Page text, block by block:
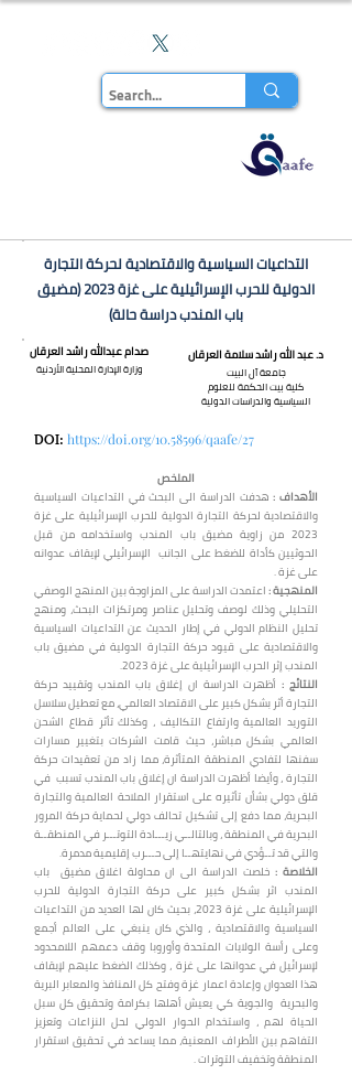
التداعيات السياسية والاقتصادية لحركة التجارة
الدولية للحرب الإسرائيلية على غزة 2023 (مضيق
باب المندب دراسة حالة)
صدام عبدالله راشد العرقان
وزارة الإدارة المحلیة الأردنیة
د. عبد الله راشد سلامة العرقان
جامعة آل البيت
كلية بيت الحكمة للعلوم
السياسية والدراسات الدولية
DOI: https://doi.org/10.58596/qaafe/27
الملخص
الأهداف :هدفت الدراسة الى البحث في التداعيات السياسية
والاقتصادية لحركة التجارة الدولية للحرب الإسرائيلية على غزة
2023 من زاوية مضيق باب المندب واستخدامه من قبل
الحوثيين كأداة للضغط على الجانب الإسرائيلي لإيقاف عدوانه
على غزة .
المنهجية :اعتمدت الدراسة على المزاوجة بين المنهج الوصفي
التحليلي وذلك لوصف وتحليل عناصر ومرتكزات البحث، ومنهج
تحليل النظام الدولي في إطار الحديث عن التداعيات السياسية
والاقتصادية على قيود حركة التجارة الدولية في مضيق باب
المندب إثر الحرب الإسرائيلية على غزة 2023.
النتائج :أظهرت الدراسة ان إغلاق باب المندب وتقييد حركة
التجارة أثر بشكل كبير على الاقتصاد العالمي، مع تعطيل سلاسل
التوريد العالمية وارتفاع التكاليف ، وكذلك تأثر قطاع الشحن
العالمي بشكل مباشر، حيث قامت الشركات بتغيير مسارات
سفنها لتفادي المنطقة المتأثرة، مما زاد من تعقيدات حركة
التجارة ، وأيضا أظهرت الدراسة ان إغلاق باب المندب تسبب في
قلق دولي بشأن تأثيره على استقرار الملاحة العالمية والتجارة
البحرية، مما دفع إلى تشكيل تحالف دولي لحماية حركة المرور
البحرية في المنطقة ، وبالتالــي زيـــادة التوتـــر في المنطقــة
والتي قد تــؤدي في نهايتهــا إلى حـــرب إقليمية مدمرة.
الخلاصة : خلصت الدراسة الى ان محاولة اغلاق مضيق باب
المندب اثر بشكل كبير على حركة التجارة الدولية للحرب
الإسرائيلية على غزة 2023، بحيث كان لها العديد من التداعيات
السياسية والاقتصادية ، والذي كان ينبغي على العالم أجمع
وعلى رأسة الولايات المتحدة وأوروبا وقف دعمهم اللامحدود
لإسرائيل في عدوانها على غزة ، وكذلك الضغط عليهم لإيقاف
هذا العدوان وإعادة اعمار غزة وفتح كل المنافذ والمعابر البرية
والبحرية والجوية كي يعيش أهلها بكرامة وتحقيق كل سبل
الحياة لهم ، واستخدام الحوار الدولي لحل النزاعات وتعزيز
التفاهم بين الأطراف المعنية، مما يساعد في تحقيق استقرار
المنطقة وتخفيف التوترات .